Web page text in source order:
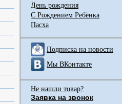
День рождения
С Рождением Ребёнка
Пасха
Подписка на новости
Мы ВКонтакте
Не нашли товар?
Заявка на звонок